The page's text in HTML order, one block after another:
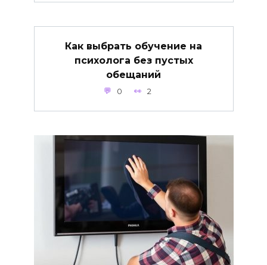
Как выбрать обучение на
психолога без пустых
обещаний
0 2